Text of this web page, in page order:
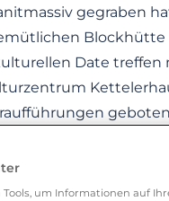
gegraben
Date treffen
Veranstaltungen,
Chancen zur
um Informationen auf